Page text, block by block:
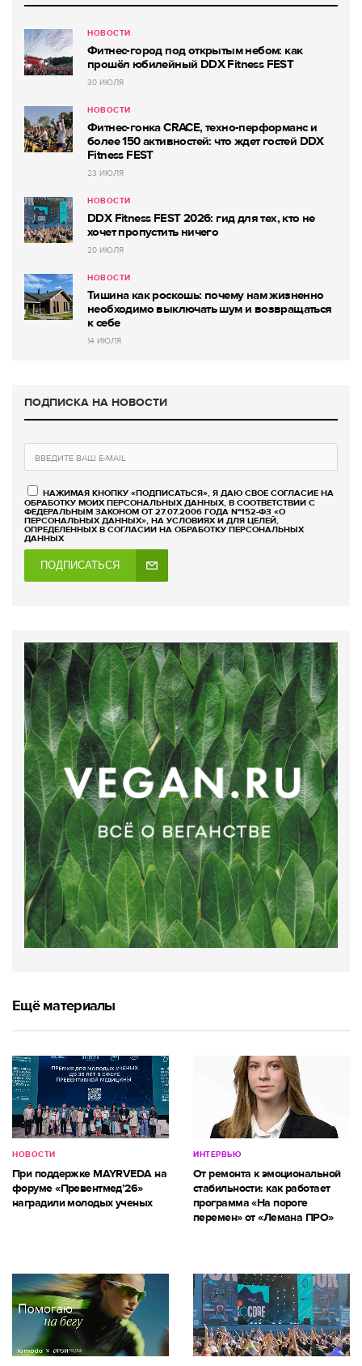
НОВОСТИ
Фитнес-город под открытым небом: как
прошёл юбилейный DDX Fitness FEST
30 ИЮЛЯ
НОВОСТИ
Фитнес-гонка CRACE, техно-перформанс и
более 150 активностей: что ждет гостей DDX
Fitness FEST
23 ИЮЛЯ
НОВОСТИ
DDX Fitness FEST 2026: гид для тех, кто не
хочет пропустить ничего
20 ИЮЛЯ
НОВОСТИ
Тишина как роскошь: почему нам жизненно
необходимо выключать шум и возвращаться
к себе
14 ИЮЛЯ
ПОДПИСКА НА НОВОСТИ
НАЖИМАЯ КНОПКУ «ПОДПИСАТЬСЯ», Я ДАЮ СВОЕ СОГЛАСИЕ НА
ОБРАБОТКУ МОИХ ПЕРСОНАЛЬНЫХ ДАННЫХ, В СООТВЕТСТВИИ С
ФЕДЕРАЛЬНЫМ ЗАКОНОМ ОТ 27.07.2006 ГОДА №152-ФЗ «О
ПЕРСОНАЛЬНЫХ ДАННЫХ», НА УСЛОВИЯХ И ДЛЯ ЦЕЛЕЙ,
ОПРЕДЕЛЕННЫХ В СОГЛАСИИ НА ОБРАБОТКУ ПЕРСОНАЛЬНЫХ
ДАННЫХ
ПОДПИСАТЬСЯ
Ещё материалы
НОВОСТИ
При поддержке MAYRVEDA на
форуме «Превентмед’26»
наградили молодых ученых
ИНТЕРВЬЮ
От ремонта к эмоциональной
стабильности: как работает
программа «На пороге
перемен» от «Лемана ПРО»